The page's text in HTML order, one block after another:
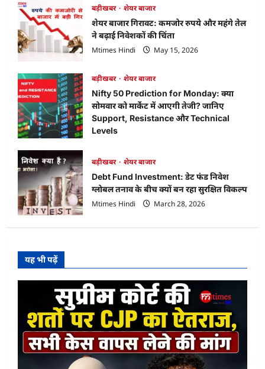
Jewels
IPO
Allotment
Status:
ऐसे
चेक
करें
स्टेटस
और
जानें
लेटेस्ट
GMP,
Listing
बड़ीखबर
शेयर बाजार
शेयर बाजार गिरावट: कमजोर रुपये और महंगे तेल
ने बढ़ाई निवेशकों की चिंता
Mtimes Hindi
May 15, 2026
बड़ीखबर
शेयर बाजार
Nifty 50 Prediction for Monday: क्या
सोमवार को मार्केट में आएगी तेजी? जानिए
Support, Resistance और Technical
Levels
बड़ीखबर
शेयर बाजार
Debt Fund Investment: डेट फंड निवेश
ग्लोबल तनाव के बीच क्यों बन रहा सुरक्षित विकल्प
Mtimes Hindi
March 28, 2026
यह भी पढ़ें